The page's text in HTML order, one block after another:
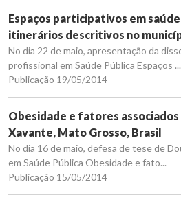
Espaços participativos em
itinerários descritivos no
No dia 22 de maio, apresentação da
profissional em Saúde Pública Espaços ...
Publicação 19/05/2014
Obesidade e fatores
Xavante, Mato Grosso, Brasil
No dia 16 de maio, defesa de tese de
em Saúde Pública Obesidade e fato...
Publicação 15/05/2014